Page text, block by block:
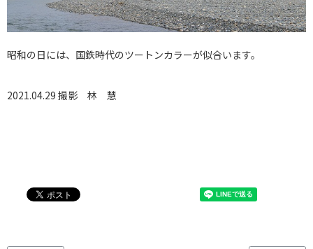
昭和の日には、国鉄時代のツートンカラーが似合います。
2021.04.29 撮影 林 慧